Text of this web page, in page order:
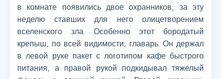
в комнате появились двое охранников, за эту
неделю ставших для него олицетворением
вселенского зла. Особенно этот бородатый
крепыш, по всей видимости, главарь. Он держал
в левой руке пакет с логотипом кафе быстрого
питания, а правой рукой подкидывал тяжелый